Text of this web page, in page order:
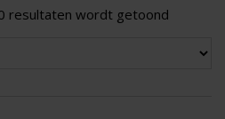
resultaten wordt getoond